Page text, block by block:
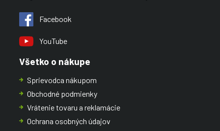
Facebook
YouTube
Všetko o nákupe
Sprievodca nákupom
Obchodné podmienky
Vrátenie tovaru a reklamácie
Ochrana osobných údajov